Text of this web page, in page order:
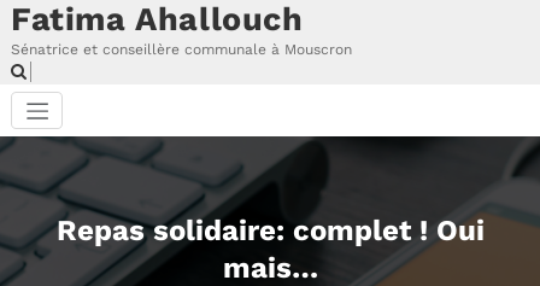
Aller
au
contenu
Fatima Ahallouch
Sénatrice et conseillère communale à Mouscron
Repas solidaire: complet ! Oui
mais…